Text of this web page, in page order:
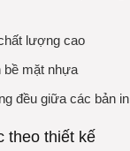
lượng cao
bề mặt nhựa
đều giữa các bản in
theo thiết kế